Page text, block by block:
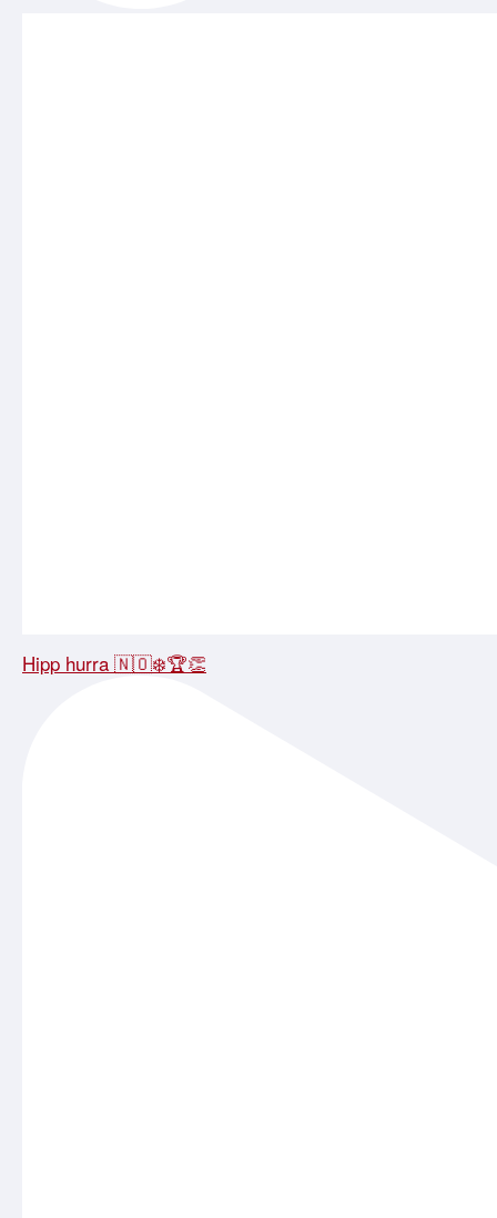
Hipp hurra 🇳🇴❄️🏆👏